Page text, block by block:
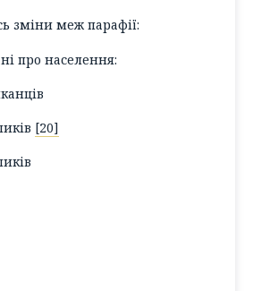
зміни меж парафії:
про населення:
[20]